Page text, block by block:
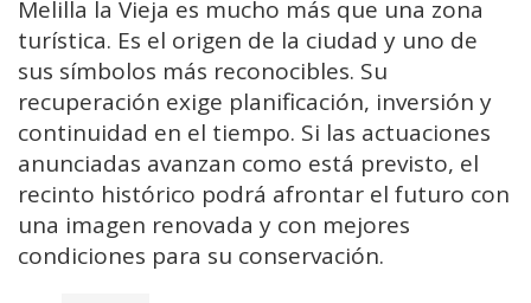
Melilla la Vieja es mucho más que una zona
turística. Es el origen de la ciudad y uno de
sus símbolos más reconocibles. Su
recuperación exige planificación, inversión y
continuidad en el tiempo. Si las actuaciones
anunciadas avanzan como está previsto, el
recinto histórico podrá afrontar el futuro con
una imagen renovada y con mejores
condiciones para su conservación.